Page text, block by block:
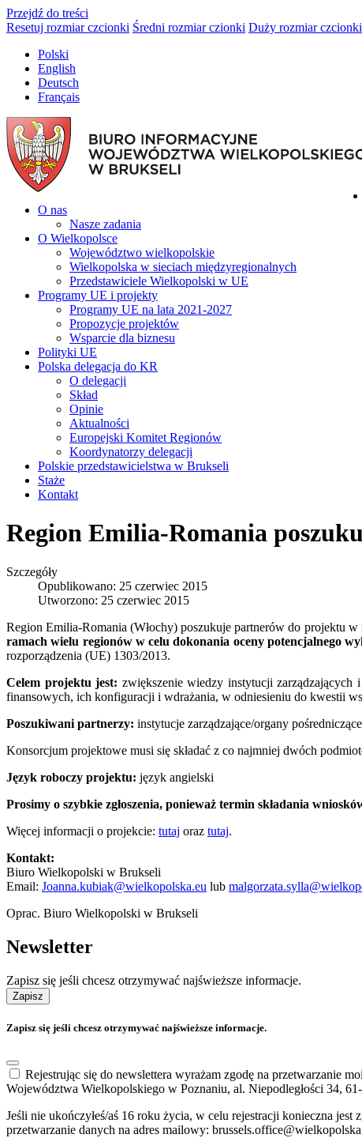
Przejdź do treści
Resetuj rozmiar czcionki Średni rozmiar czionki Duży rozmiar czcionki
Polski
English
Deutsch
Français
O nas
Nasze zadania
O Wielkopolsce
Województwo wielkopolskie
Wielkopolska w sieciach międzyregionalnych
Przedstawiciele Wielkopolski w UE
Programy UE i projekty
Programy UE na lata 2021-2027
Propozycje projektów
Wsparcie dla biznesu
Polityki UE
Polska delegacja do KR
O delegacji
Skład
Opinie
Aktualności
Europejski Komitet Regionów
Koordynatorzy delegacji
Polskie przedstawicielstwa w Brukseli
Staże
Kontakt
Region Emilia-Romania
Szczegóły
Opublikowano: 25 czerwiec 2015
Utworzono: 25 czerwiec 2015
Region Emilia-Romania (Włochy) poszukuje partnerów do projektu
ramach wielu regionów w celu dokonania oceny potencjalnego
rozporządzenia (UE) 1303/2013.
Celem projektu jest: zwiększenie wiedzy instytucji zarządzających
finansowych, ich konfiguracji i wdrażania, w odniesieniu do kwestii
Poszukiwani partnerzy: instytucje zarządzające/organy
Konsorcjum projektowe musi się składać z co najmniej dwóch
Język roboczy projektu: język angielski
Prosimy o szybkie zgłoszenia, ponieważ termin składania
Więcej informacji o projekcie: tutaj oraz tutaj.
Kontakt:
Biuro Wielkopolski w Brukseli
Email: Joanna.kubiak@wielkopolska.eu lub
Oprac. Biuro Wielkopolski w Brukseli
Newsletter
Zapisz się jeśli chcesz otrzymywać najświeższe informacje.
Zapisz
Zapisz się jeśli chcesz otrzymywać najświeższe informacje.
Rejestrując się do newslettera wyrażam zgodę na przetwarzanie
Województwa Wielkopolskiego w Poznaniu, al. Niepodległości 34,
Jeśli nie ukończyłeś/aś 16 roku życia, w celu rejestracji konieczna
przetwarzanie danych na adres mailowy: